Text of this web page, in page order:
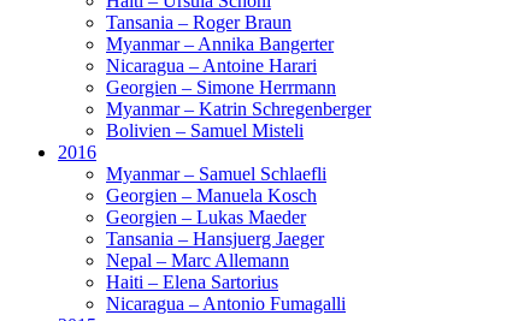
Tansania – Roger Braun
Myanmar – Annika Bangerter
Nicaragua – Antoine Harari
Georgien – Simone Herrmann
Myanmar – Katrin Schregenberger
Bolivien – Samuel Misteli
2016
Myanmar – Samuel Schlaefli
Georgien – Manuela Kosch
Georgien – Lukas Maeder
Tansania – Hansjuerg Jaeger
Nepal – Marc Allemann
Haiti – Elena Sartorius
Nicaragua – Antonio Fumagalli